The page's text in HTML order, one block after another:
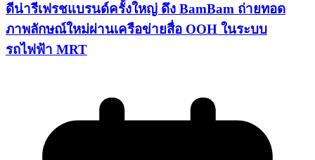
ดีน่ารีเฟรชแบรนด์ครั้งใหญ่ ดึง BamBam ถ่ายทอด
ภาพลักษณ์ใหม่ผ่านเครือข่ายสื่อ OOH ในระบบ
รถไฟฟ้า MRT